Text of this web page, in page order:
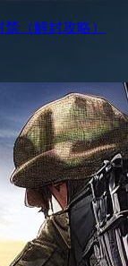
（解封攻略）